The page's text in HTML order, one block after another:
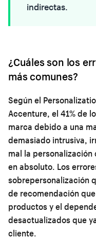
indirectas.
¿Cuáles son los
más comunes?
Según el
Accenture, el 41% de
marca debido a una
demasiado intrusiva,
mal la
en absoluto. Los
sobrepersonalización
de recomendación
productos y el
desactualizados que
cliente.